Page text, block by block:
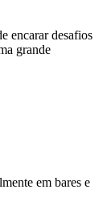
encarar desafios
grande
em bares e